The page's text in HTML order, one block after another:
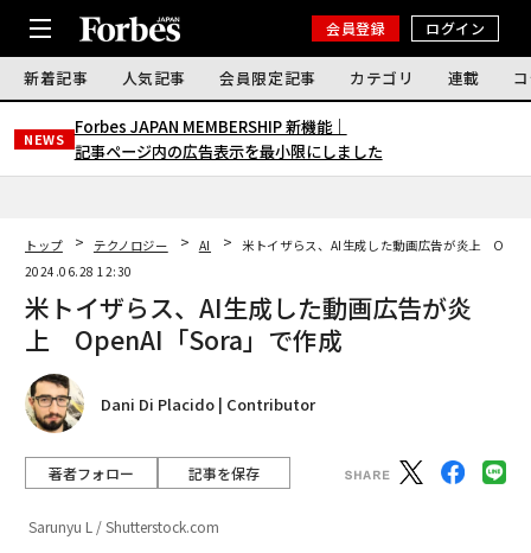
会員登録 ログイン
新着記事 人気記事 会員限定記事 カテゴリ 連載
NEWS
Forbes JAPAN MEMBERSHIP 新機能｜
記事ページ内の広告表示を最小限にしました
トップ テクノロジー AI
米トイザらス、AI生成した動画広告が炎上
2024.06.28 12:30
米トイザらス、AI生成した動画広告が炎
上 OpenAI「Sora」で作成
Dani Di Placido | Contributor
著者フォロー 記事を保存
Sarunyu L / Shutterstock.com